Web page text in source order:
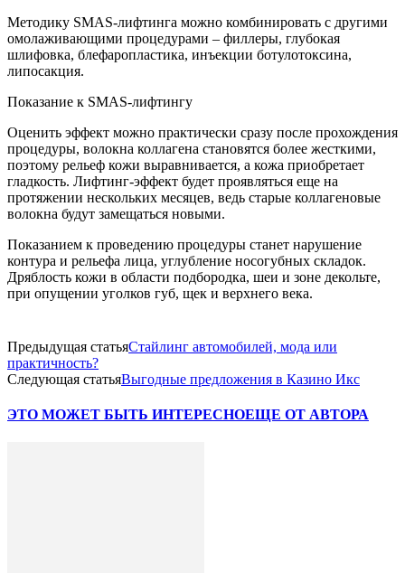
Методику SMAS-лифтинга можно комбинировать с другими
омолаживающими процедурами – филлеры, глубокая
шлифовка, блефаропластика, инъекции ботулотоксина,
липосакция.
Показание к SMAS-лифтингу
Оценить эффект можно практически сразу после прохождения
процедуры, волокна коллагена становятся более жесткими,
поэтому рельеф кожи выравнивается, а кожа приобретает
гладкость. Лифтинг-эффект будет проявляться еще на
протяжении нескольких месяцев, ведь старые коллагеновые
волокна будут замещаться новыми.
Показанием к проведению процедуры станет нарушение
контура и рельефа лица, углубление носогубных складок.
Дряблость кожи в области подбородка, шеи и зоне декольте,
при опущении уголков губ, щек и верхнего века.
Предыдущая статьяСтайлинг автомобилей, мода или
практичность?
Следующая статьяВыгодные предложения в Казино Икс
ЭТО МОЖЕТ БЫТЬ ИНТЕРЕСНОЕЩЕ ОТ АВТОРА